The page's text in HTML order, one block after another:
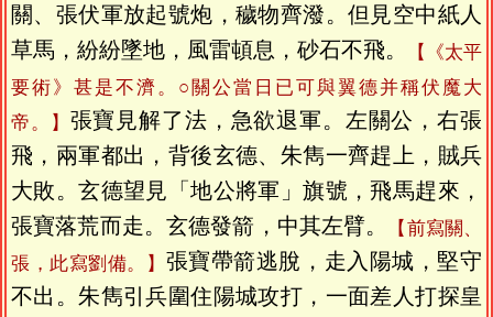
關、張伏軍放起號炮，穢物齊潑。但見空中紙人
草馬，紛紛墜地，風雷頓息，砂石不飛。
【《太平
要術》甚是不濟。○關公當日已可與翼德并稱伏魔大
帝。】 張寶見解了法，急欲退軍。左關公，右張
飛，兩軍都出，背後玄德、朱雋一齊趕上，賊兵
大敗。玄德望見「地公將軍」旗號，飛馬趕來，
張寶落荒而走。玄德發箭，中其左臂。
【前寫關、
張，此寫劉備。】 張寶帶箭逃脫，走入陽城，堅守
不出。朱雋引兵圍住陽城攻打，一面差人打探皇